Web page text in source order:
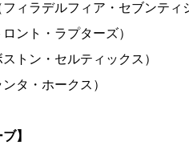
ィラデルフィア・セブンティ
ント・ラプターズ）
トン・セルティックス）
タ・ホークス）
】